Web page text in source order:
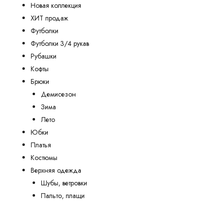
Новая коллекция
ХИТ продаж
Футболки
Футболки 3/4 рукав
Рубашки
Кофты
Брюки
Демисезон
Зима
Лето
Юбки
Платья
Костюмы
Верхняя одежда
Шубы, ветровки
Пальто, плащи